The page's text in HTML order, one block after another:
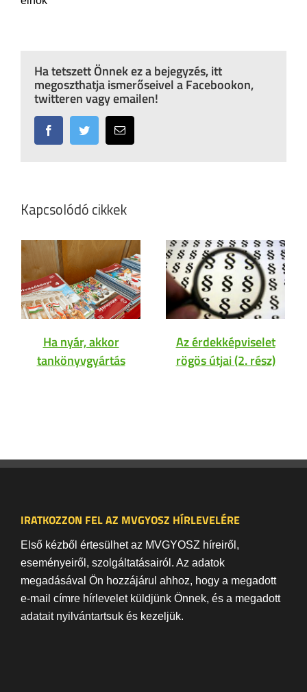
Ha tetszett Önnek ez a bejegyzés, itt
megoszthatja ismerőseivel a Facebookon,
twitteren vagy emailen!
FacebookTwitter Email:
Kapcsolódó cikkek
Ha nyár, akkor
tankönyvgyártás
Az érdekképviselet
rögös útjai (2. rész)
IRATKOZZON FEL AZ MVGYOSZ HÍRLEVELÉRE
Első kézből értesülhet az MVGYOSZ híreiről,
eseményeiről, szolgáltatásairól. Az adatok
megadásával Ön hozzájárul ahhoz, hogy a megadott
e-mail címre hírlevelet küldjünk Önnek, és a megadott
adatait nyilvántartsuk és kezeljük.